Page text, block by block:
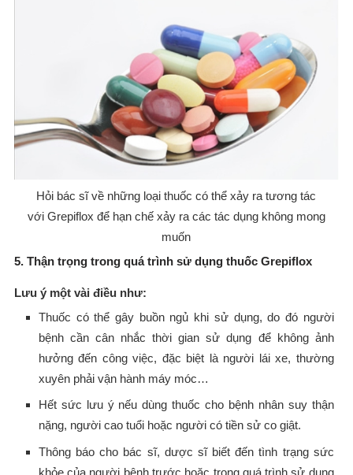
Hỏi bác sĩ về những loại thuốc có thể xảy ra tương tác
với Grepiflox để hạn chế xảy ra các tác dụng không mong
muốn
5. Thận trọng trong quá trình sử dụng thuốc Grepiflox
Lưu ý một vài điều như:
Thuốc có thể gây buồn ngủ khi sử dụng, do đó người
bệnh cần cân nhắc thời gian sử dụng để không ảnh
hưởng đến công việc, đặc biệt là người lái xe, thường
xuyên phải vận hành máy móc…
Hết sức lưu ý nếu dùng thuốc cho bệnh nhân suy thận
nặng, người cao tuổi hoặc người có tiền sử co giật.
Thông báo cho bác sĩ, dược sĩ biết đến tình trạng sức
khỏe của người bệnh trước hoặc trong quá trình sử dụng